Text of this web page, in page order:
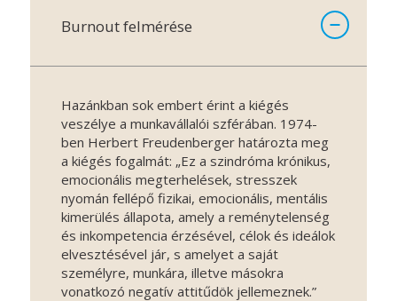
Burnout felmérése
Hazánkban sok embert érint a kiégés
veszélye a munkavállalói szférában. 1974-
ben Herbert Freudenberger határozta meg
a kiégés fogalmát: „Ez a szindróma krónikus,
emocionális megterhelések, stresszek
nyomán fellépő fizikai, emocionális, mentális
kimerülés állapota, amely a reménytelenség
és inkompetencia érzésével, célok és ideálok
elvesztésével jár, s amelyet a saját
személyre, munkára, illetve másokra
vonatkozó negatív attitűdök jellemeznek.”